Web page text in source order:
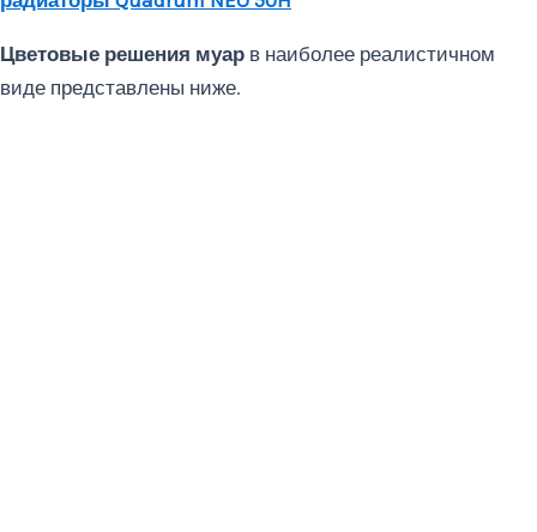
Цветовые решения муар в наиболее реалистичном
виде представлены ниже.